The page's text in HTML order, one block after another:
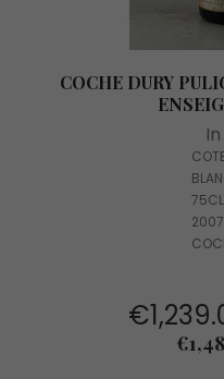
COCHE DURY
75CL
2007
Price